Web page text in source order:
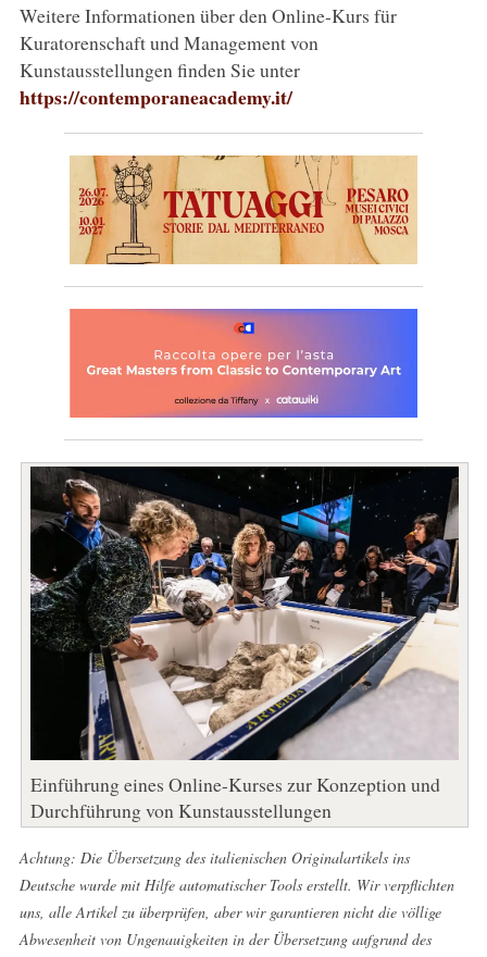
Weitere Informationen über den Online-Kurs für
Kuratorenschaft und Management von
Kunstausstellungen finden Sie unter
https://contemporaneacademy.it/
Einführung eines Online-Kurses zur Konzeption und
Durchführung von Kunstausstellungen
Achtung: Die Übersetzung des italienischen Originalartikels ins
Deutsche wurde mit Hilfe automatischer Tools erstellt. Wir verpflichten
uns, alle Artikel zu überprüfen, aber wir garantieren nicht die völlige
Abwesenheit von Ungenauigkeiten in der Übersetzung aufgrund des